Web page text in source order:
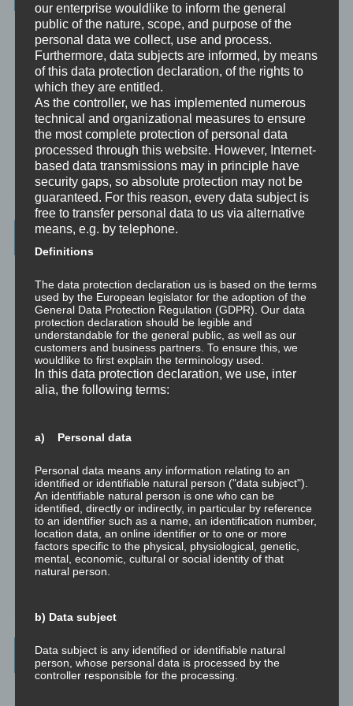
Unbewusst und Bewusst
Verhaltenspsychologie
Analytische Psychologie
Bewusstheit
Mini-Meditationen
Minivideo
Latest Posts
Wahrnehmung ist Projektion
Der Schatten
Trauma versus Signifikantes Emotionales Ereignis S.E.E.
Abgespaltene Teile im Unbewussten
Abgespaltene Teile identifizieren
Richtig Feedback geben: Das Feedback-Sandwich
Archives
our enterprise wouldlike to inform the general
public of the nature, scope, and purpose of the
personal data we collect, use and process.
Furthermore, data subjects are informed, by means
of this data protection declaration, of the rights to
which they are entitled.
As the controller, we has implemented numerous
technical and organizational measures to ensure
the most complete protection of personal data
processed through this website. However, Internet-
based data transmissions may in principle have
security gaps, so absolute protection may not be
guaranteed. For this reason, every data subject is
free to transfer personal data to us via alternative
means, e.g. by telephone.
Definitions
The data protection declaration us is based on the terms
used by the European legislator for the adoption of the
General Data Protection Regulation (GDPR). Our data
protection declaration should be legible and
understandable for the general public, as well as our
customers and business partners. To ensure this, we
wouldlike to first explain the terminology used.
In this data protection declaration, we use, inter
alia, the following terms:
a) Personal data
Personal data means any information relating to an
identified or identifiable natural person ("data subject").
An identifiable natural person is one who can be
identified, directly or indirectly, in particular by reference
to an identifier such as a name, an identification number,
location data, an online identifier or to one or more
factors specific to the physical, physiological, genetic,
mental, economic, cultural or social identity of that
natural person.
b) Data subject
Data subject is any identified or identifiable natural
person, whose personal data is processed by the
controller responsible for the processing.